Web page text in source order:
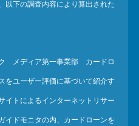
街金をおすすめしな
を借りるには？年利
をカードローンと比
以下の調査内容により算出された
ク メディア第一事業部 カードロ
をユーザー評価に基づいて紹介す
イトによるインターネットリサー
イドモニタの内、カードローンを